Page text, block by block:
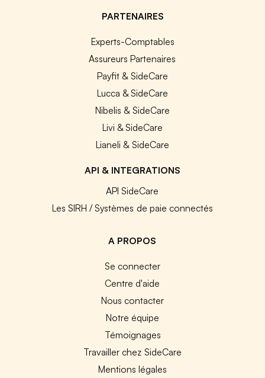
PARTENAIRES
Experts-Comptables
Assureurs Partenaires
Payfit & SideCare
Lucca & SideCare
Nibelis & SideCare
Livi & SideCare
Lianeli & SideCare
API & INTEGRATIONS
API SideCare
Les SIRH / Systèmes de paie connectés
A PROPOS
Se connecter
Centre d'aide
Nous contacter
Notre équipe
Témoignages
Travailler chez SideCare
Mentions légales